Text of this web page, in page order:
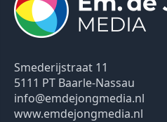
Smederijstraat 11
5111 PT Baarle-Nassau
info@emdejongmedia.nl
www.emdejongmedia.nl